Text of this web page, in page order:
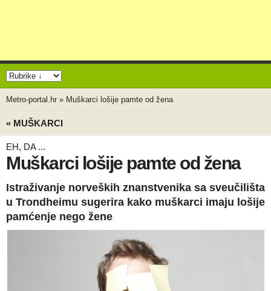
Metro-portal.hr » Muškarci lošije pamte od žena
« MUŠKARCI
EH, DA ...
Muškarci lošije pamte od žena
Istraživanje norveških znanstvenika sa sveučilišta
u Trondheimu sugerira kako muškarci imaju lošije
pamćenje nego žene